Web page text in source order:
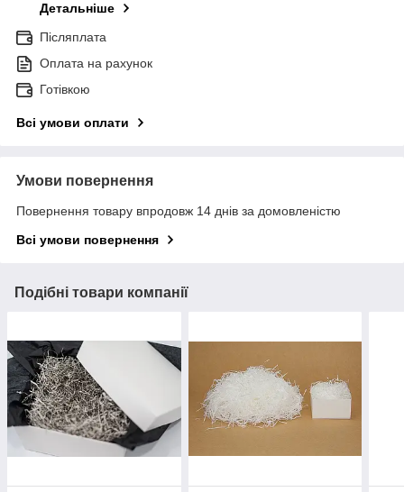
Детальніше
Післяплата
Оплата на рахунок
Готівкою
Всі умови оплати
Умови повернення
Повернення товару впродовж 14 днів за домовленістю
Всі умови повернення
Подібні товари компанії